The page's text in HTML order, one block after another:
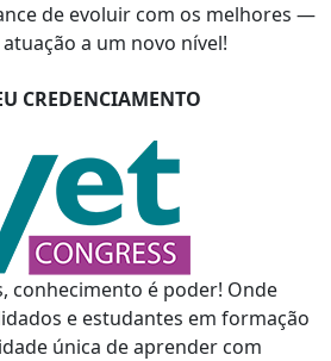
de evoluir com os melhores —
a um novo nível!
CREDENCIAMENTO
conhecimento é poder! Onde
e estudantes em formação
única de aprender com